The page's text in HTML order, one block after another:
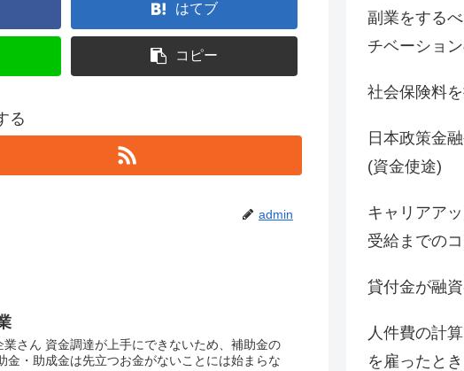
はてブ
コピー
る
admin
さん 資金調達が上手にできないため、補助金の
・助成金は先立つお金がないことには始まらな
副業をする
チベーショ
社会保険料
日本政策金
(資金使途)
キャリアア
受給までの
貸付金が融
人件費の計
を雇ったと